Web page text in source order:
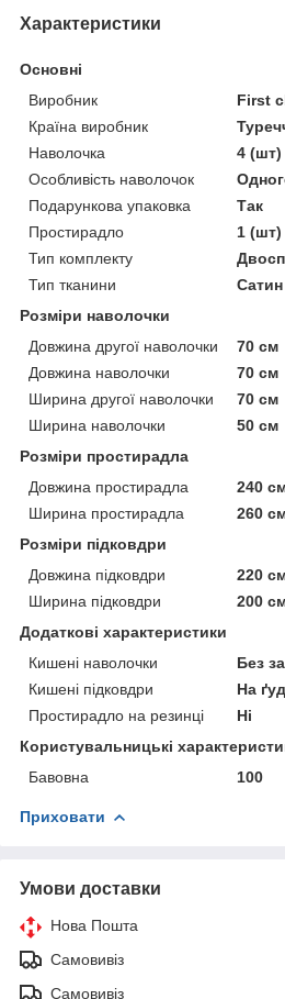
Характеристики
Основні
Виробник
First
Країна виробник
Наволочка
4 (шт)
Особливість наволочок
Подарункова упаковка
Так
Простирадло
1 (шт)
Тип комплекту
Тип тканини
Сатин
Розміри наволочки
Довжина другої наволочки
70 см
Довжина наволочки
70 см
Ширина другої наволочки
70 см
Ширина наволочки
50 см
Розміри простирадла
Довжина простирадла
240
Ширина простирадла
260
Розміри підковдри
Довжина підковдри
220
Ширина підковдри
200
Додаткові характеристики
Кишені наволочки
Без
Кишені підковдри
На
Простирадло на резинці
Ні
Користувальницькі
Бавовна
100
Приховати
Умови доставки
Нова Пошта
Самовивіз
Самовивіз